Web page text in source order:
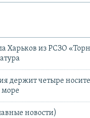
Харьков из РСЗО
держит четыре
море
новости)